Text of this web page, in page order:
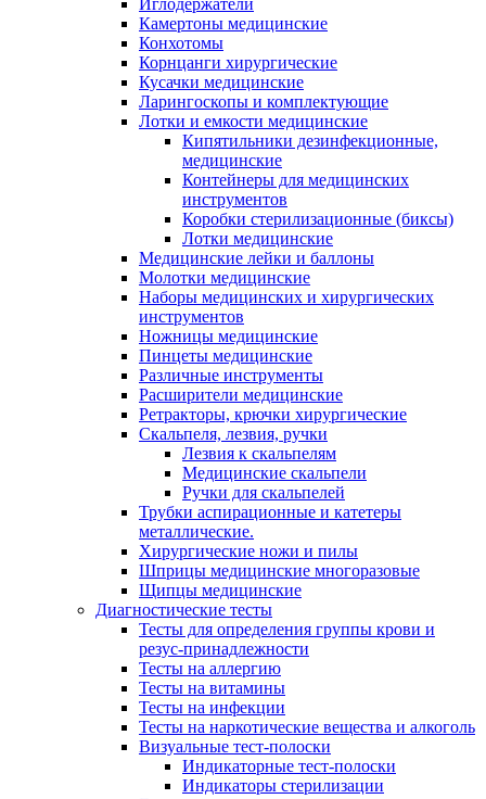
Камертоны медицинские
Конхотомы
Корнцанги хирургические
Кусачки медицинские
Ларингоскопы и комплектующие
Лотки и емкости медицинские
Кипятильники дезинфекционные,
медицинские
Контейнеры для медицинских
инструментов
Коробки стерилизационные (биксы)
Лотки медицинские
Медицинские лейки и баллоны
Молотки медицинские
Наборы медицинских и хирургических
инструментов
Ножницы медицинские
Пинцеты медицинские
Различные инструменты
Расширители медицинские
Ретракторы, крючки хирургические
Скальпеля, лезвия, ручки
Лезвия к скальпелям
Медицинские скальпели
Ручки для скальпелей
Трубки аспирационные и катетеры
металлические.
Хирургические ножи и пилы
Шприцы медицинские многоразовые
Щипцы медицинские
Диагностические тесты
Тесты для определения группы крови и
резус-принадлежности
Тесты на аллергию
Тесты на витамины
Тесты на инфекции
Тесты на наркотические вещества и алкоголь
Визуальные тест-полоски
Индикаторные тест-полоски
Индикаторы стерилизации